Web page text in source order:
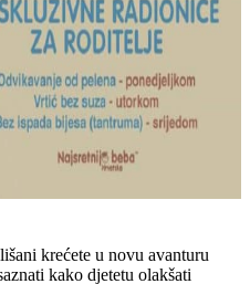
krećete u novu avanturu
kako djetetu olakšati